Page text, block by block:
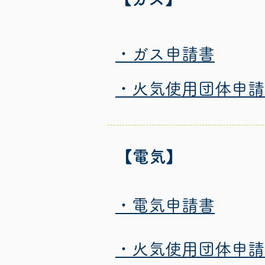
・ガス申請書
​・電気申請書
・火気使用団体申
【電気】
・火気使用団体申